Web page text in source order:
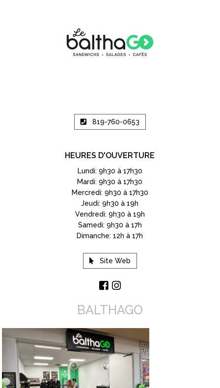
819-760-0653
HEURES D'OUVERTURE
Lundi: 9h30 à 17h30
Mardi: 9h30 à 17h30
Mercredi: 9h30 à 17h30
Jeudi: 9h30 à 19h
Vendredi: 9h30 à 19h
Samedi: 9h30 à 17h
Dimanche: 12h à 17h
Site Web
BALTHAGO